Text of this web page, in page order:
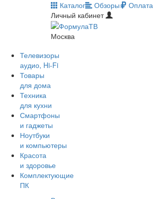
Каталог Обзоры Оплата
Личный кабинет
Москва
Телевизоры
аудио, Hi-Fi
Товары
для дома
Техника
для кухни
Смартфоны
и гаджеты
Ноутбуки
и компьютеры
Красота
и здоровье
Комплектующие
ПК